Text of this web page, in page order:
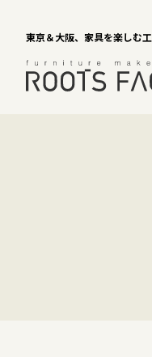
東京＆大阪、家具を楽しむ